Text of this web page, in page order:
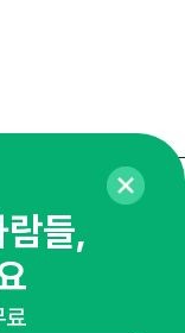
들,
료